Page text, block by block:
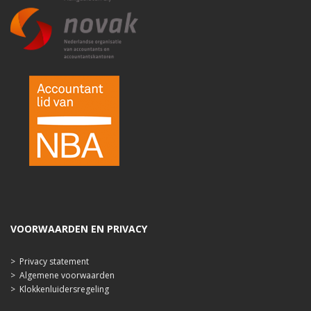
VOORWAARDEN EN PRIVACY
> Privacy statement
> Algemene voorwaarden
> Klokkenluidersregeling